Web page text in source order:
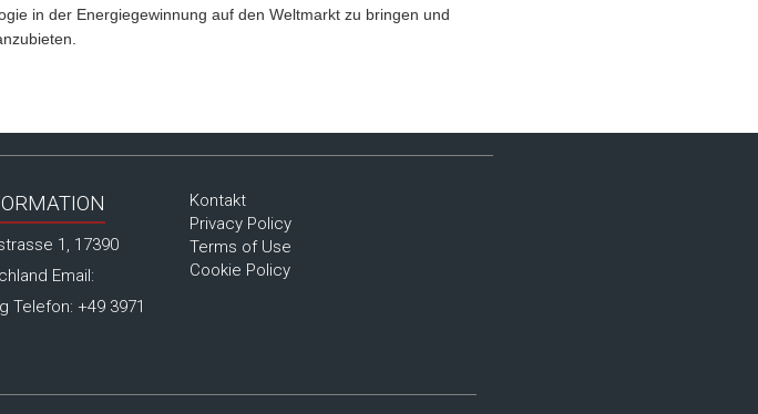
in der Energiegewinnung auf den Weltmarkt zu bringen und
1, 17390
Email:
Telefon: +49 3971
Kontakt
Privacy Policy
Terms of Use
Cookie Policy